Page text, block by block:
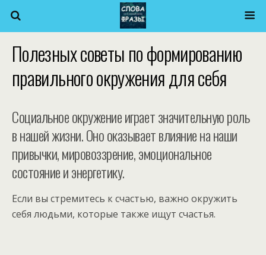
Полезных советы по формированию
правильного окружения для себя
Социальное окружение играет значительную роль
в нашей жизни. Оно оказывает влияние на наши
привычки, мировоззрение, эмоциональное
состояние и энергетику.
Если вы стремитесь к счастью, важно окружить
себя людьми, которые также ищут счастья.